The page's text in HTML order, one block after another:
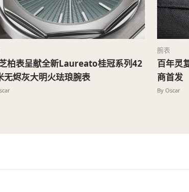
柏表呈献全新Laureato桂冠系列42
无烬灰大明火珐琅腕表
腕表
百年灵
商首发
By Oscar